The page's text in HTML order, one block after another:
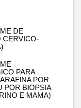
DE
CERVICO-
PARA
POR
POR BIOPSIA
E MAMA)